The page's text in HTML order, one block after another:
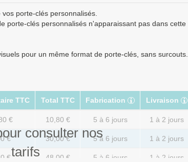
vos porte-clés personnalisés.
porte-clés personnalisés n'apparaissant pas dans cette
pour un même format de porte-clés, sans surcouts.
consulter nos
tarifs
TTC Total TTC Fabrication Livraison
€ 10,80 € 5 à 6 jours 1 à 2 jours
€ 30,00 € 5 à 6 jours 1 à 2 jours
€ 48,00 € 5 à 6 jours 1 à 2 jours